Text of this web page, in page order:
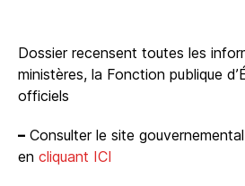
Dossier recensent toutes les
ministères, la Fonction publique
officiels
– Consulter le site
en cliquant ICI